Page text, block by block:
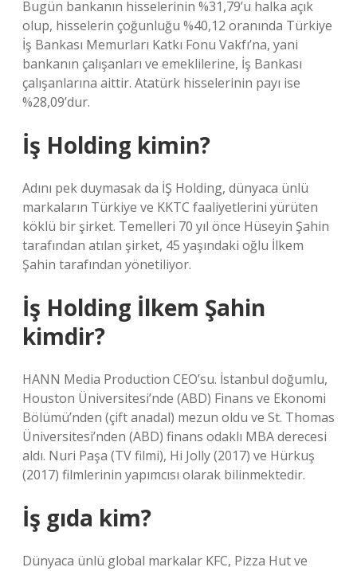
Bugün bankanın hisselerinin %31,79’u halka açık
olup, hisselerin çoğunluğu %40,12 oranında Türkiye
İş Bankası Memurları Katkı Fonu Vakfı’na, yani
bankanın çalışanları ve emeklilerine, İş Bankası
çalışanlarına aittir. Atatürk hisselerinin payı ise
%28,09’dur.
İş Holding kimin?
Adını pek duymasak da İŞ Holding, dünyaca ünlü
markaların Türkiye ve KKTC faaliyetlerini yürüten
köklü bir şirket. Temelleri 70 yıl önce Hüseyin Şahin
tarafından atılan şirket, 45 yaşındaki oğlu İlkem
Şahin tarafından yönetiliyor.
İş Holding İlkem Şahin
kimdir?
HANN Media Production CEO’su. İstanbul doğumlu,
Houston Üniversitesi’nde (ABD) Finans ve Ekonomi
Bölümü’nden (çift anadal) mezun oldu ve St. Thomas
Üniversitesi’nden (ABD) finans odaklı MBA derecesi
aldı. Nuri Paşa (TV filmi), Hi Jolly (2017) ve Hürkuş
(2017) filmlerinin yapımcısı olarak bilinmektedir.
İş gıda kim?
Dünyaca ünlü global markalar KFC, Pizza Hut ve